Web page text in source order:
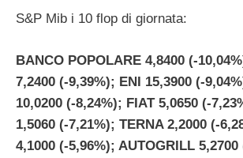
S&P Mib i 10 flop di giornata:
BANCO POPOLARE 4,8400 (-
7,2400 (-9,39%); ENI 15,3900 (-
10,0200 (-8,24%); FIAT 5,0650 (-
1,5060 (-7,21%); TERNA 2,2000 (-
4,1000 (-5,96%); AUTOGRILL 5,2700